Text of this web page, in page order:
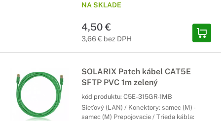
NA SKLADE
4,50 €
3,66 € bez DPH
SOLARIX Patch kábel CAT5E
SFTP PVC 1m zelený
kód produktu: C5E-315GR-1MB
Sieťový (LAN) / Konektory: samec (M) -
samec (M) Prepojovacie / Trieda kábla: